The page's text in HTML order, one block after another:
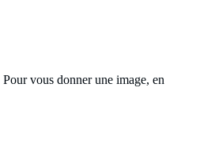
Pour vous donner une image, en